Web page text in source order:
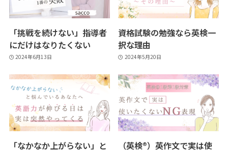
「挑戦を続けない」指導者
にだけはなりたくない
2024年6月13日
資格試験の勉強なら英検一
択な理由
2024年5月20日
「なかなか上がらない」と
（英検®）英作文で実は使